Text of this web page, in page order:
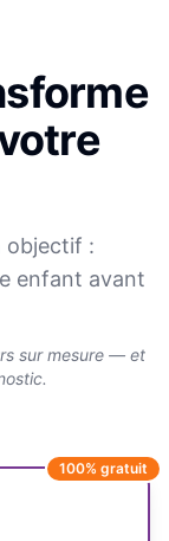
objectif :
enfant avant
sur mesure — et
100% gratuit